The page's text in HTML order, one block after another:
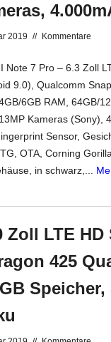
2019 // Kommentare
Note 7 Pro – 6.3 Zoll
9.0), Qualcomm
6GB RAM, 64GB/
Kameras (Sony),
Sensor,
OTA, Corning
in schwarz,...
Zoll LTE
425
Speicher,